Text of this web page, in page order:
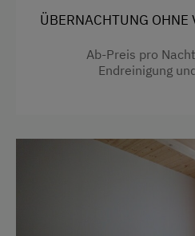
Bettwäsche kann
Getränkeerwerb im
ÜBERNACHTUNG OHNE
Ab-Preis pro
Endreinigung